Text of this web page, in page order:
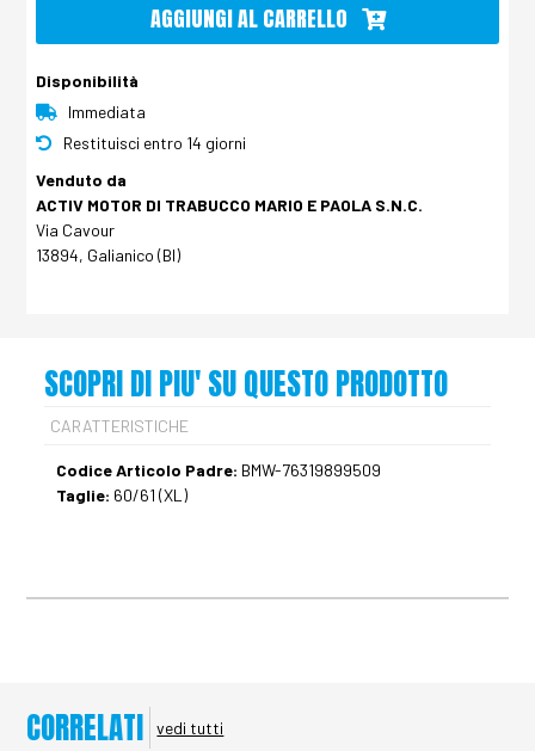
AGGIUNGI AL CARRELLO
Disponibilità
Immediata
Restituisci entro 14 giorni
Venduto da
ACTIV MOTOR DI TRABUCCO MARIO E PAOLA S.N.C.
Via Cavour
13894, Galianico (BI)
SCOPRI DI PIU' SU QUESTO PRODOTTO
CARATTERISTICHE
Codice Articolo Padre: BMW-76319899509
Taglie: 60/61 (XL)
CORRELATI vedi tutti